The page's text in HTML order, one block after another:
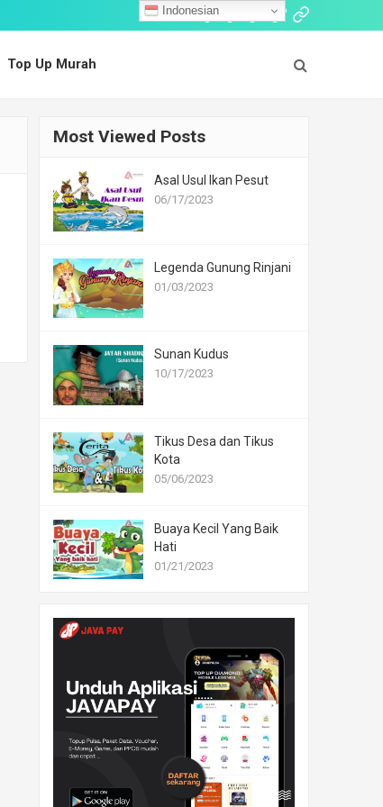
Follow: CeritaDongengDongeng
CeritaTop
Murah
Top Up Murah
Most Viewed Posts
Asal Usul Ikan Pesut
06/17/2023
Legenda Gunung Rinjani
01/03/2023
Sunan Kudus
10/17/2023
Tikus Desa dan Tikus
Kota
05/06/2023
Buaya Kecil Yang Baik
Hati
01/21/2023
Indonesian